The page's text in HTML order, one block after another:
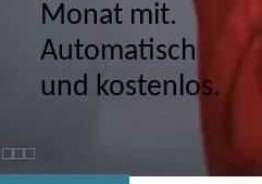
Monat mit.
Automatisch
und kostenlos.